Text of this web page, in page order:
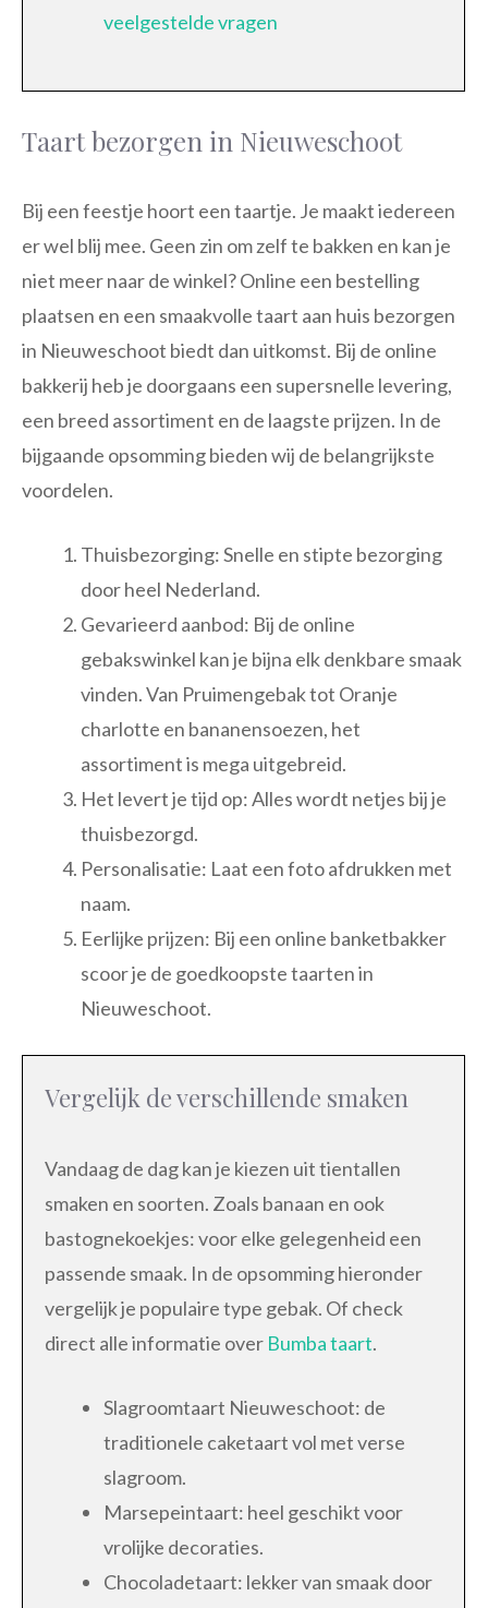
veelgestelde vragen
Taart bezorgen in Nieuweschoot
Bij een feestje hoort een taartje. Je maakt iedereen
er wel blij mee. Geen zin om zelf te bakken en kan je
niet meer naar de winkel? Online een bestelling
plaatsen en een smaakvolle taart aan huis bezorgen
in Nieuweschoot biedt dan uitkomst. Bij de online
bakkerij heb je doorgaans een supersnelle levering,
een breed assortiment en de laagste prijzen. In de
bijgaande opsomming bieden wij de belangrijkste
voordelen.
Thuisbezorging: Snelle en stipte bezorging
door heel Nederland.
Gevarieerd aanbod: Bij de online
gebakswinkel kan je bijna elk denkbare smaak
vinden. Van Pruimengebak tot Oranje
charlotte en bananensoezen, het
assortiment is mega uitgebreid.
Het levert je tijd op: Alles wordt netjes bij je
thuisbezorgd.
Personalisatie: Laat een foto afdrukken met
naam.
Eerlijke prijzen: Bij een online banketbakker
scoor je de goedkoopste taarten in
Nieuweschoot.
Vergelijk de verschillende smaken
Vandaag de dag kan je kiezen uit tientallen
smaken en soorten. Zoals banaan en ook
bastognekoekjes: voor elke gelegenheid een
passende smaak. In de opsomming hieronder
vergelijk je populaire type gebak. Of check
direct alle informatie over Bumba taart.
Slagroomtaart Nieuweschoot: de
traditionele caketaart vol met verse
slagroom.
Marsepeintaart: heel geschikt voor
vrolijke decoraties.
Chocoladetaart: lekker van smaak door